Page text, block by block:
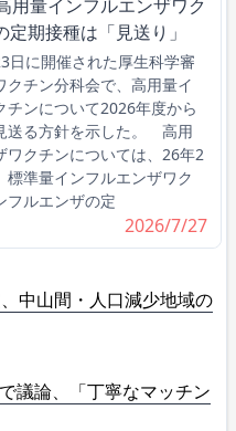
用量インフルエンザワク
期接種は「見送り」
日に開催された厚生科学審
クチン分科会で、高用量イ
チンについて2026年度から
送る方針を示した。 高用
ワクチンについては、26年2
標準量インフルエンザワク
フルエンザの定
2026/7/27
中山間・人口減少地域の
議論、「丁寧なマッチン